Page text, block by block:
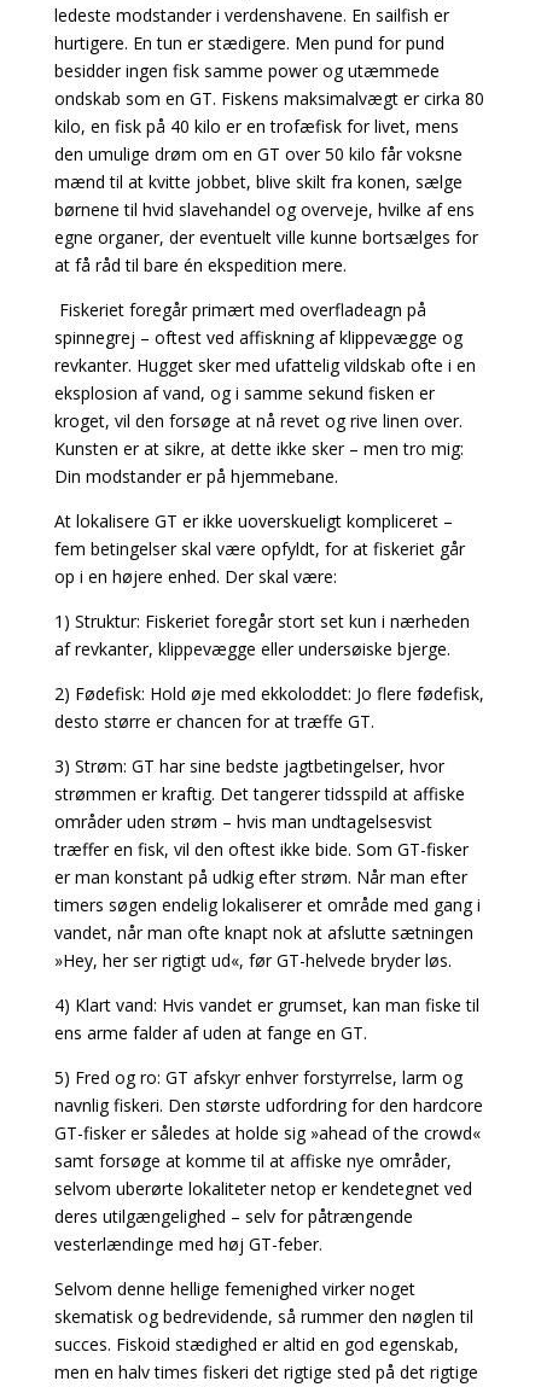
ledeste modstander i verdenshavene. En sailfish er
hurtigere. En tun er stædigere. Men pund for pund
besidder ingen fisk samme power og utæmmede
ondskab som en GT. Fiskens maksimalvægt er cirka 80
kilo, en fisk på 40 kilo er en trofæfisk for livet, mens
den umulige drøm om en GT over 50 kilo får voksne
mænd til at kvitte jobbet, blive skilt fra konen, sælge
børnene til hvid slavehandel og overveje, hvilke af ens
egne organer, der eventuelt ville kunne bortsælges for
at få råd til bare én ekspedition mere.
Fiskeriet foregår primært med overfladeagn på
spinnegrej – oftest ved affiskning af klippevægge og
revkanter. Hugget sker med ufattelig vildskab ofte i en
eksplosion af vand, og i samme sekund fisken er
kroget, vil den forsøge at nå revet og rive linen over.
Kunsten er at sikre, at dette ikke sker – men tro mig:
Din modstander er på hjemmebane.
At lokalisere GT er ikke uoverskueligt kompliceret –
fem betingelser skal være opfyldt, for at fiskeriet går
op i en højere enhed. Der skal være:
1) Struktur: Fiskeriet foregår stort set kun i nærheden
af revkanter, klippevægge eller undersøiske bjerge.
2) Fødefisk: Hold øje med ekkoloddet: Jo flere fødefisk,
desto større er chancen for at træffe GT.
3) Strøm: GT har sine bedste jagtbetingelser, hvor
strømmen er kraftig. Det tangerer tidsspild at affiske
områder uden strøm – hvis man undtagelsesvist
træffer en fisk, vil den oftest ikke bide. Som GT-fisker
er man konstant på udkig efter strøm. Når man efter
timers søgen endelig lokaliserer et område med gang i
vandet, når man ofte knapt nok at afslutte sætningen
»Hey, her ser rigtigt ud«, før GT-helvede bryder løs.
4) Klart vand: Hvis vandet er grumset, kan man fiske til
ens arme falder af uden at fange en GT.
5) Fred og ro: GT afskyr enhver forstyrrelse, larm og
navnlig fiskeri. Den største udfordring for den hardcore
GT-fisker er således at holde sig »ahead of the crowd«
samt forsøge at komme til at affiske nye områder,
selvom uberørte lokaliteter netop er kendetegnet ved
deres utilgængelighed – selv for påtrængende
vesterlændinge med høj GT-feber.
Selvom denne hellige femenighed virker noget
skematisk og bedrevidende, så rummer den nøglen til
succes. Fiskoid stædighed er altid en god egenskab,
men en halv times fiskeri det rigtige sted på det rigtige